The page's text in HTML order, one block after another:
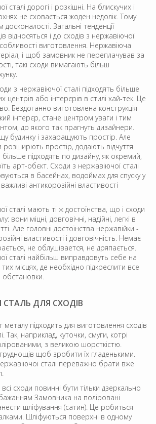
сталі дорогі і розкішні. На блискучих і
не сховається жоден недолік. Тому
Загальні тенденції
відносяться і до сходів з нержавіючої
виготовлення. Нержавіюча
і щоб замовник не переплачував за
такі сходи вимагають більш
з нержавіючої сталі підходять більше
центрів або інтерєрів в стилі хай-тек. Це
Бездоганно виготовлена ​​конструкція
інтерєр, стане центром уваги і тим
до якого так прагнуть дизайнери.
будинку і захаращують простір. Але
розширють простір, додають відчуття
більше підходять по дизайну, як окремий,
арт-обєкт. Сходи з нержавіючої сталі
в басейнах, водоймах для спуску у
антикорозійні властивості
сталі мають ті ж достоїнства, що і сходи
вони міцні, довговічні, надійні, легкі в
Але головні достоїнства нержавійки -
властивості і довговічність. Немає
не облушівается, не дряпається.
сталі найбільш виправдовуть себе на
місцях, де необхідно підкреслити все
обстановки.
ДЛЯ СХОДІВ
підходить для виготовлення сходів
Так, наприклад, куточки, смуги, котрі
з великою шорсткістю.
щоб зробити їх гладенькими.
сталі переважно брати вже
сходи повинні бути тільки дзеркально
Замовника на поліровані
шліфування (сатин). Це робиться
Шліфуються поверхні в одному